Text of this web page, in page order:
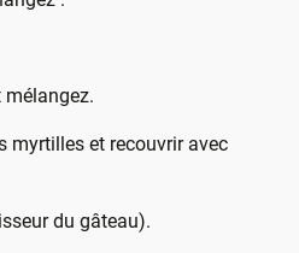
myrtilles et recouvrir avec
du gâteau).